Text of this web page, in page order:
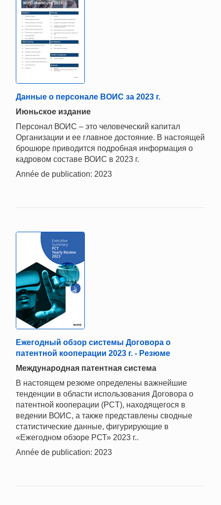
Данные о персонале ВОИС за 2023 г.
Июньское издание
Персонал ВОИС – это человеческий капитал
Организации и ее главное достояние. В настоящей
брошюре приводится подробная информация о
кадровом составе ВОИС в 2023 г.
Année de publication: 2023
Ежегодный обзор системы Договора о
патентной кооперации 2023 г. - Резюме
Mеждународная патентная система
В настоящем резюме определены важнейшие
тенденции в области использования Договора о
патентной кооперации (PCT), находящегося в
ведении ВОИС, а также представлены сводные
статистические данные, фигурирующие в
«Ежегодном обзоре РСТ» 2023 г..
Année de publication: 2023